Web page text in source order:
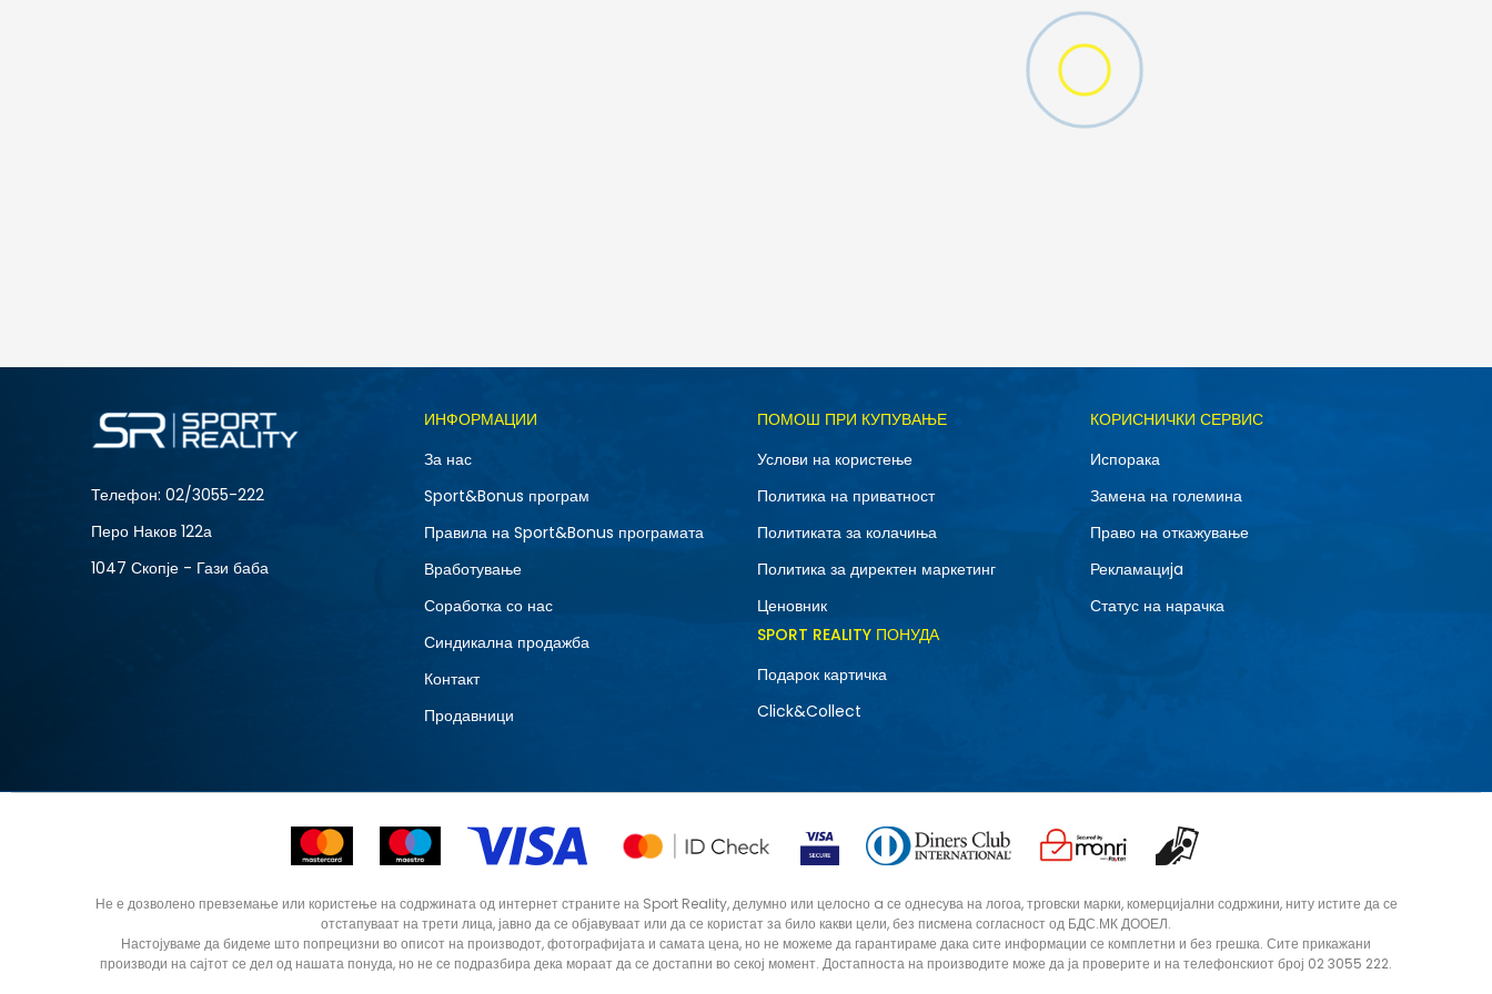
Големина
2XL
Телефон: 02/3055-222
Перо Наков 122а
1047 Скопје - Гази баба
ИНФОРМАЦИИ
За нас
Sport&Bonus програм
Правила на Sport&Bonus програмата
Вработување
Соработка со нас
Синдикална продажба
Контакт
Продавници
ПОМОШ ПРИ КУПУВАЊЕ
Услови на користење
Политика на приватност
Политиката за колачиња
Политика за директен маркетинг
Ценовник
КОРИСНИЧКИ СЕРВИС
Испорака
Замена на големина
Право на откажување
Рекламациja
Статус на нарачка
SPORT REALITY ПОНУДА
Подарок картичка
Click&Collect
Не е дозволено превземање или користење на содржината од интернет страните на Sport Reality, делумно или целосно a се однесува на логоа, трговски марки, комерцијални содржини, ниту истите да се
отстапуваат на трети лица, јавно да се објавуваат или да се користат за било какви цели, без писмена согласност од БДС.МК ДООЕЛ.
Настојуваме да бидеме што попрецизни во описот на производот, фотографијата и самата цена, но не можеме да гарантираме дака сите информации се комплетни и без грешка. Сите прикажани
производи на сајтот се дел од нашата понуда, но не се подразбира дека мораат да се достапни во секој момент. Достапноста на производите може да ја проверите и на телефонскиот број 02 3055 222.